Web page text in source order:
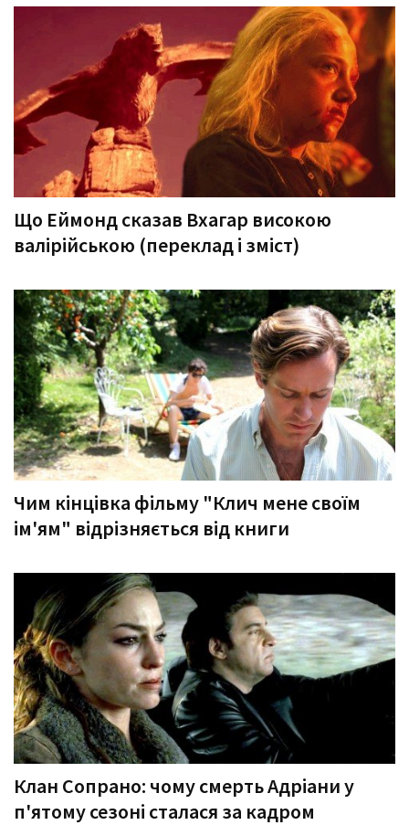
Що Еймонд сказав Вхагар високою
валірійською (переклад і зміст)
Чим кінцівка фільму "Клич мене своїм
ім'ям" відрізняється від книги
Клан Сопрано: чому смерть Адріани у
п'ятому сезоні сталася за кадром